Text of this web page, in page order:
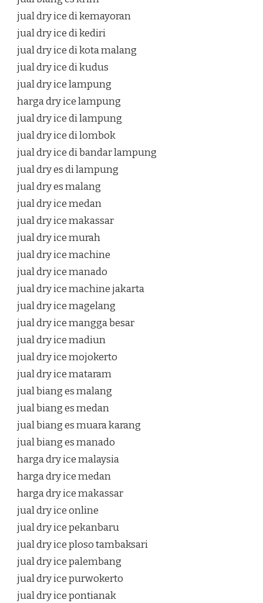
jual dry ice di kemayoran
jual dry ice di kediri
jual dry ice di kota malang
jual dry ice di kudus
jual dry ice lampung
harga dry ice lampung
jual dry ice di lampung
jual dry ice di lombok
jual dry ice di bandar lampung
jual dry es di lampung
jual dry es malang
jual dry ice medan
jual dry ice makassar
jual dry ice murah
jual dry ice machine
jual dry ice manado
jual dry ice machine jakarta
jual dry ice magelang
jual dry ice mangga besar
jual dry ice madiun
jual dry ice mojokerto
jual dry ice mataram
jual biang es malang
jual biang es medan
jual biang es muara karang
jual biang es manado
harga dry ice malaysia
harga dry ice medan
harga dry ice makassar
jual dry ice online
jual dry ice pekanbaru
jual dry ice ploso tambaksari
jual dry ice palembang
jual dry ice purwokerto
jual dry ice pontianak